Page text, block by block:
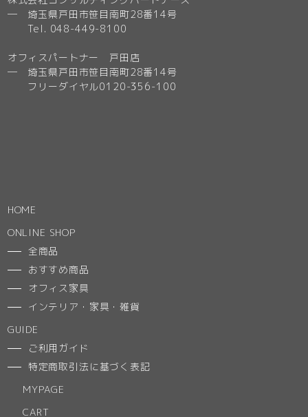
─ 埼玉県戸田市笹目南町28番14号
Tel. 048-449-8100
オフィスパートナー 戸田店
─ 埼玉県戸田市笹目南町28番14号
フリーダイヤル0120-356-100
HOME
ONLINE SHOP
全商品
おすすめ商品
オフィス家具
インテリア・家具・雑貨
GUIDE
ご利用ガイド
特定商取引法に基づく表記
MYPAGE
CART